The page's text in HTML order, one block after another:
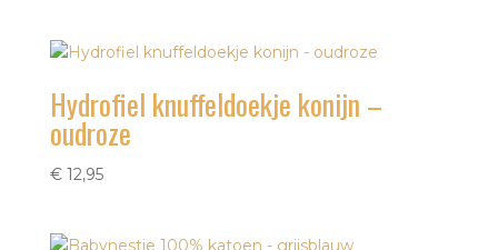
Hydrofiel knuffeldoekje konijn –
oudroze
€12,95